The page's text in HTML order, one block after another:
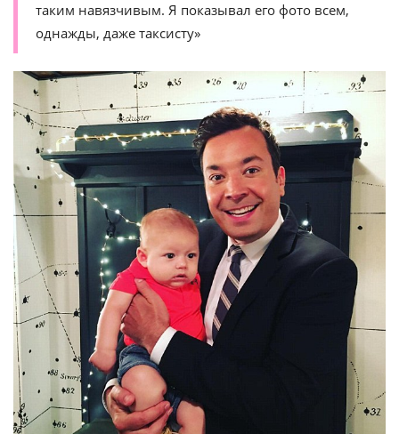
таким навязчивым. Я показывал его фото всем,
однажды, даже таксисту»